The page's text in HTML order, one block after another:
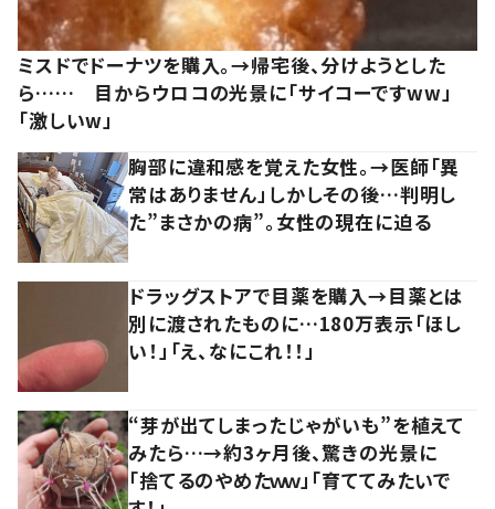
ミスドでドーナツを購入。→帰宅後、分けようとした
ら…… 目からウロコの光景に「サイコーですww」
「激しいw」
胸部に違和感を覚えた女性。→医師「異
常はありません」しかしその後…判明し
た”まさかの病”。女性の現在に迫る
ドラッグストアで目薬を購入→目薬とは
別に渡されたものに…180万表示「ほし
い！」「え、なにこれ！！」
“芽が出てしまったじゃがいも”を植えて
みたら…→約3ヶ月後、驚きの光景に
「捨てるのやめたｗｗ」「育ててみたいで